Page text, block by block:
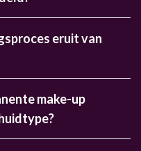
eruit van
make-up